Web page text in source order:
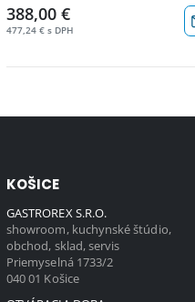
388,00 €
477,24 € s DPH
KOŠICE
GASTROREX S.R.O.
showroom, kuchynské štúdio,
obchod, sklad, servis
Priemyselná 1733/2
040 01 Košice